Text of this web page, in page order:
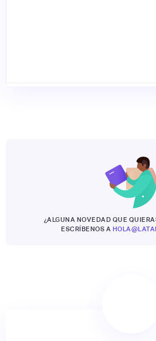
¿ALGUNA NOVEDAD QUE
ESCRÍBENOS A